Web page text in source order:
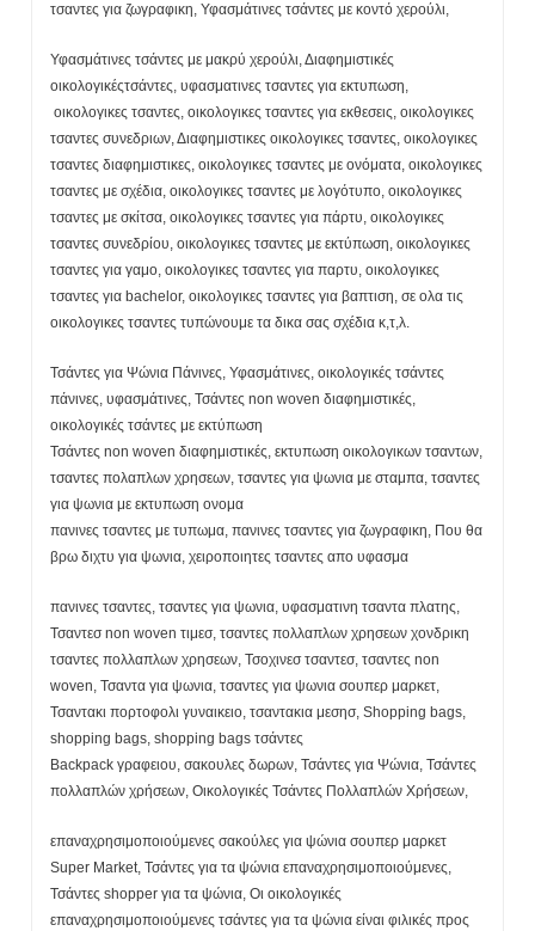
τσαντες για ζωγραφικη, Υφασμάτινες τσάντες με κοντό χερούλι,
Υφασμάτινες τσάντες με μακρύ χερούλι, Διαφημιστικές
οικολογικέςτσάντες, υφασματινες τσαντες για εκτυπωση,
οικολογικες τσαντες, οικολογικες τσαντες για εκθεσεις, οικολογικες
τσαντες συνεδριων, Διαφημιστικες οικολογικες τσαντες, οικολογικες
τσαντες διαφημιστικες, οικολογικες τσαντες με ονόματα, οικολογικες
τσαντες με σχέδια, οικολογικες τσαντες με λογότυπο, οικολογικες
τσαντες με σκίτσα, οικολογικες τσαντες για πάρτυ, οικολογικες
τσαντες συνεδρίου, οικολογικες τσαντες με εκτύπωση, οικολογικες
τσαντες για γαμο, οικολογικες τσαντες για παρτυ, οικολογικες
τσαντες για bachelor, οικολογικες τσαντες για βαπτιση, σε ολα τις
οικολογικες τσαντες τυπώνουμε τα δικα σας σχέδια κ,τ,λ.
Τσάντες για Ψώνια Πάνινες, Υφασμάτινες, οικολογικές τσάντες
πάνινες, υφασμάτινες, Τσάντες non woven διαφημιστικές,
οικολογικές τσάντες με εκτύπωση
Τσάντες non woven διαφημιστικές, εκτυπωση οικολογικων τσαντων,
τσαντες πολαπλων χρησεων, τσαντες για ψωνια με σταμπα, τσαντες
για ψωνια με εκτυπωση ονομα
πανινες τσαντες με τυπωμα, πανινες τσαντες για ζωγραφικη, Που θα
βρω διχτυ για ψωνια, χειροποιητες τσαντες απο υφασμα
πανινες τσαντες, τσαντες για ψωνια, υφασματινη τσαντα πλατης,
Τσαντεσ non woven τιμεσ, τσαντες πολλαπλων χρησεων χονδρικη
τσαντες πολλαπλων χρησεων, Τσοχινεσ τσαντεσ, τσαντες non
woven, Τσαντα για ψωνια, τσαντες για ψωνια σουπερ μαρκετ,
Τσαντακι πορτοφολι γυναικειο, τσαντακια μεσησ, Shopping bags,
shopping bags, shopping bags τσάντες
Backpack γραφειου, σακουλες δωρων, Τσάντες για Ψώνια, Τσάντες
πολλαπλών χρήσεων, Οικολογικές Τσάντες Πολλαπλών Χρήσεων,
επαναχρησιμοποιούμενες σακούλες για ψώνια σουπερ μαρκετ
Super Market, Τσάντες για τα ψώνια επαναχρησιμοποιούμενες,
Τσάντες shopper για τα ψώνια, Οι οικολογικές
επαναχρησιμοποιούμενες τσάντες για τα ψώνια είναι φιλικές προς